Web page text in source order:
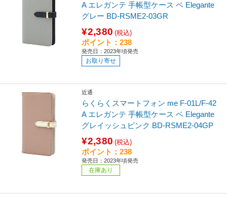
A エレガンテ 手帳型ケース ベ Elegante
グレー BD-RSME2-03GR
¥2,380 (税込)
ポイント：238
発売日：2023年頃発売
お取り寄せ
近通
らくらくスマートフォン me F-01L/F-42
A エレガンテ 手帳型ケース ベ Elegante
グレイッシュピンク BD-RSME2-04GP
¥2,380 (税込)
ポイント：238
発売日：2023年頃発売
在庫あり